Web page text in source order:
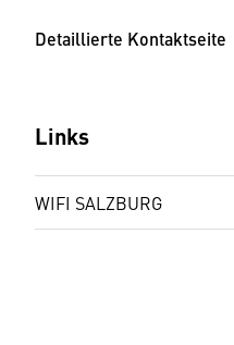
Detaillierte Kontaktseite
Links
WIFI SALZBURG